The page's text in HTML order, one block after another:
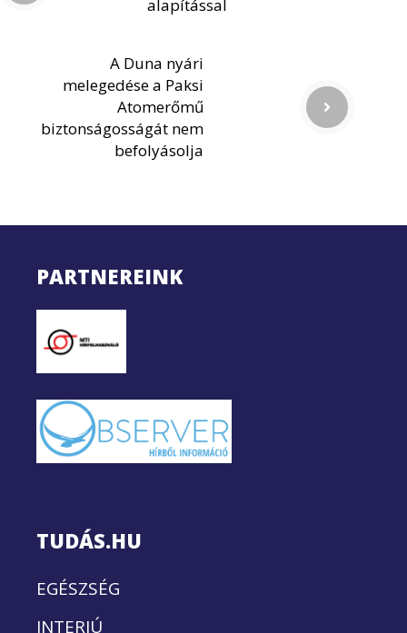
alapítással
A Duna nyári
melegedése a Paksi
Atomerőmű
biztonságosságát nem
befolyásolja
PARTNEREINK
TUDÁS.HU
EGÉSZSÉG
INTERJÚ